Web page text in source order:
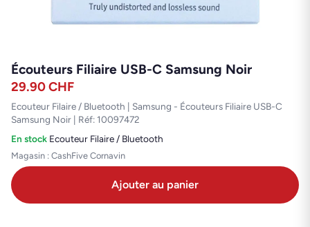
Écouteurs Filiaire USB-C Samsung Noir
29.90CHF
Ecouteur Filaire / Bluetooth | Samsung - Écouteurs Filiaire USB-C
Samsung Noir | Réf: 10097472
En stock·Ecouteur Filaire / Bluetooth
Magasin : CashFive Cornavin
Ajouter au panier